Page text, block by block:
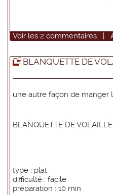
Voir les 2 commentaires |
BLANQUETTE DE
une autre façon de manger
BLANQUETTE DE
type : plat
difficulté : facile
préparation : 10 min